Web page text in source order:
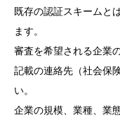
既存の認証スキームと
ます。
審査を希望される企業
記載の連絡先（社会保
い。
企業の規模、業種、業